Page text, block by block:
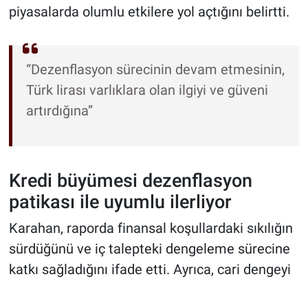
piyasalarda olumlu etkilere yol açtığını belirtti.
“Dezenflasyon sürecinin devam etmesinin,
Türk lirası varlıklara olan ilgiyi ve güveni
artırdığına”
Kredi büyümesi dezenflasyon
patikası ile uyumlu ilerliyor
Karahan, raporda finansal koşullardaki sıkılığın
sürdüğünü ve iç talepteki dengeleme sürecine
katkı sağladığını ifade etti. Ayrıca, cari dengeyi